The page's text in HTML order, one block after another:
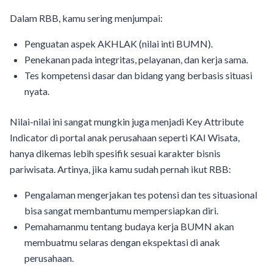
Dalam RBB, kamu sering menjumpai:
Penguatan aspek AKHLAK (nilai inti BUMN).
Penekanan pada integritas, pelayanan, dan kerja sama.
Tes kompetensi dasar dan bidang yang berbasis situasi
nyata.
Nilai-nilai ini sangat mungkin juga menjadi Key Attribute
Indicator di portal anak perusahaan seperti KAI Wisata,
hanya dikemas lebih spesifik sesuai karakter bisnis
pariwisata. Artinya, jika kamu sudah pernah ikut RBB:
Pengalaman mengerjakan tes potensi dan tes situasional
bisa sangat membantumu mempersiapkan diri.
Pemahamanmu tentang budaya kerja BUMN akan
membuatmu selaras dengan ekspektasi di anak
perusahaan.